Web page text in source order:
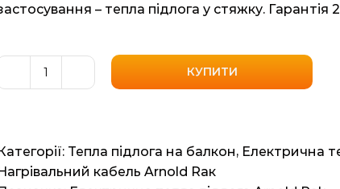
– тепла підлога у стяжку. Гарантія
Кабель
Standart
КУПИТИ
Тепла підлога на балкон, Електрична
кабель Arnold Raк